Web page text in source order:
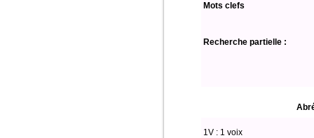
Mots clefs
Recherche partielle :
1V : 1 voix